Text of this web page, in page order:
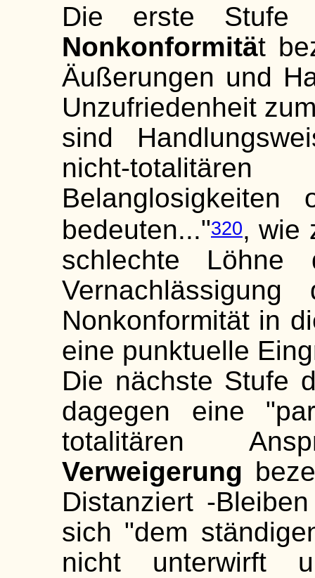
Die erste Stufe
Nonkonformität
Äußerungen und
Unzufriedenheit
sind
nicht-totalitären
Belanglosigkeiten
bedeuten..."320, wie
schlechte
Nonkonformität in
eine punktuelle
Die nächste Stufe
dagegen eine
totalitären
Verweigerung
Distanziert -
sich "dem
nicht unterwirft